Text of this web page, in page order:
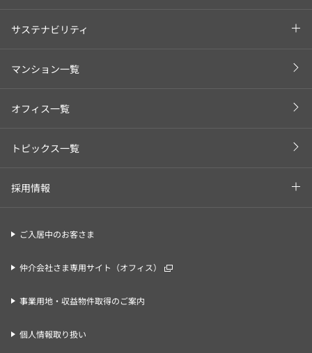
サステナビリティ
マンション一覧
オフィス一覧
トピックス一覧
採用情報
ご入居中のお客さま
仲介会社さま専用サイト（オフィス）
事業用地・収益物件取得のご案内
個人情報取り扱い